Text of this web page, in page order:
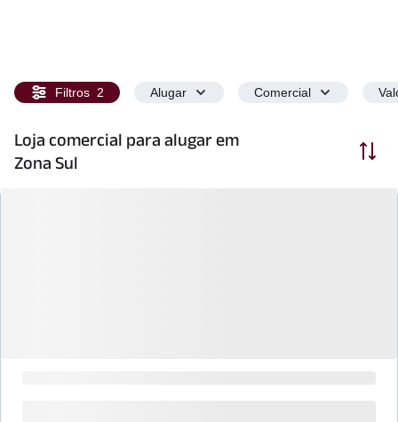
Filtros 2 Alugar Comercial
Loja comercial para alugar em
Zona Sul
Ordenar